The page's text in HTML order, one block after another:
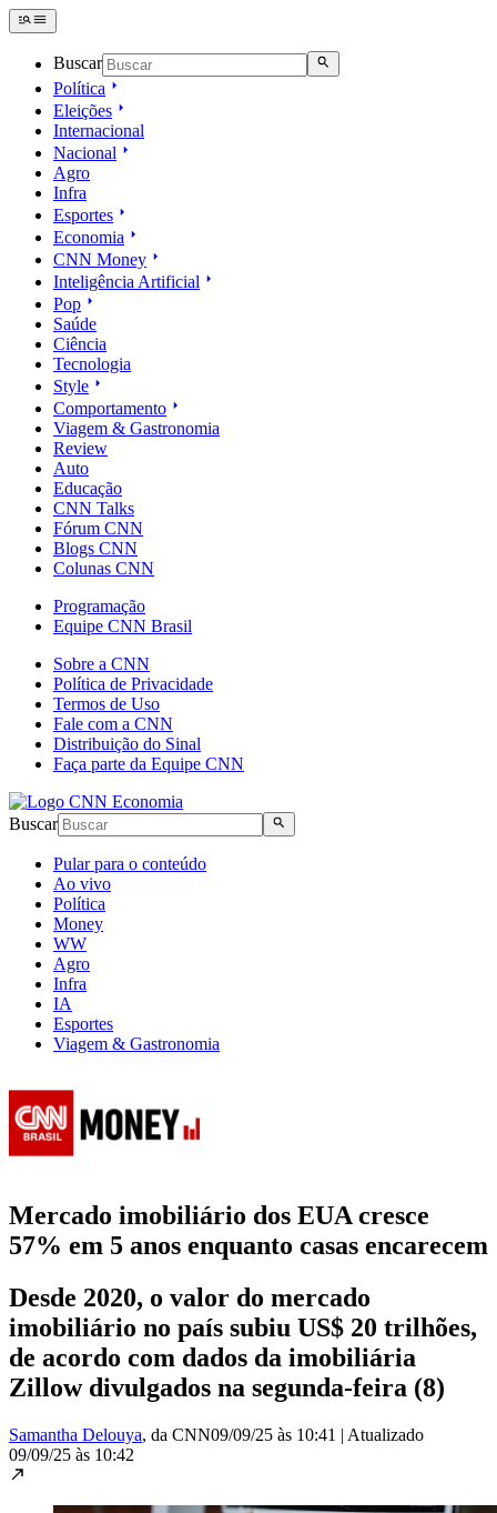
Buscar
Política
Eleições
Internacional
Nacional
Agro
Infra
Esportes
Economia
CNN Money
Inteligência Artificial
Pop
Saúde
Ciência
Tecnologia
Style
Comportamento
Viagem & Gastronomia
Review
Auto
Educação
CNN Talks
Fórum CNN
Blogs CNN
Colunas CNN
Programação
Equipe CNN Brasil
Sobre a CNN
Política de Privacidade
Termos de Uso
Fale com a CNN
Distribuição do Sinal
Faça parte da Equipe CNN
Buscar
Pular para o conteúdo
Ao vivo
Política
Money
WW
Agro
Infra
IA
Esportes
Viagem & Gastronomia
Mercado imobiliário dos EUA cresce
57% em 5 anos enquanto casas encarecem
Desde 2020, o valor do mercado
imobiliário no país subiu US$ 20 trilhões,
de acordo com dados da imobiliária
Zillow divulgados na segunda-feira (8)
Samantha Delouya, da CNN09/09/25 às 10:41 | Atualizado
09/09/25 às 10:42